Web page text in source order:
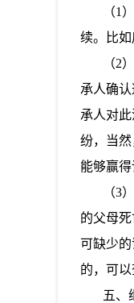
（1）
续。比
（2）
承人确
承人对
纷，当
能够赢
（3）
的父母
可缺少
的，可
五、继